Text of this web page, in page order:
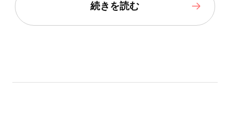
続きを読む